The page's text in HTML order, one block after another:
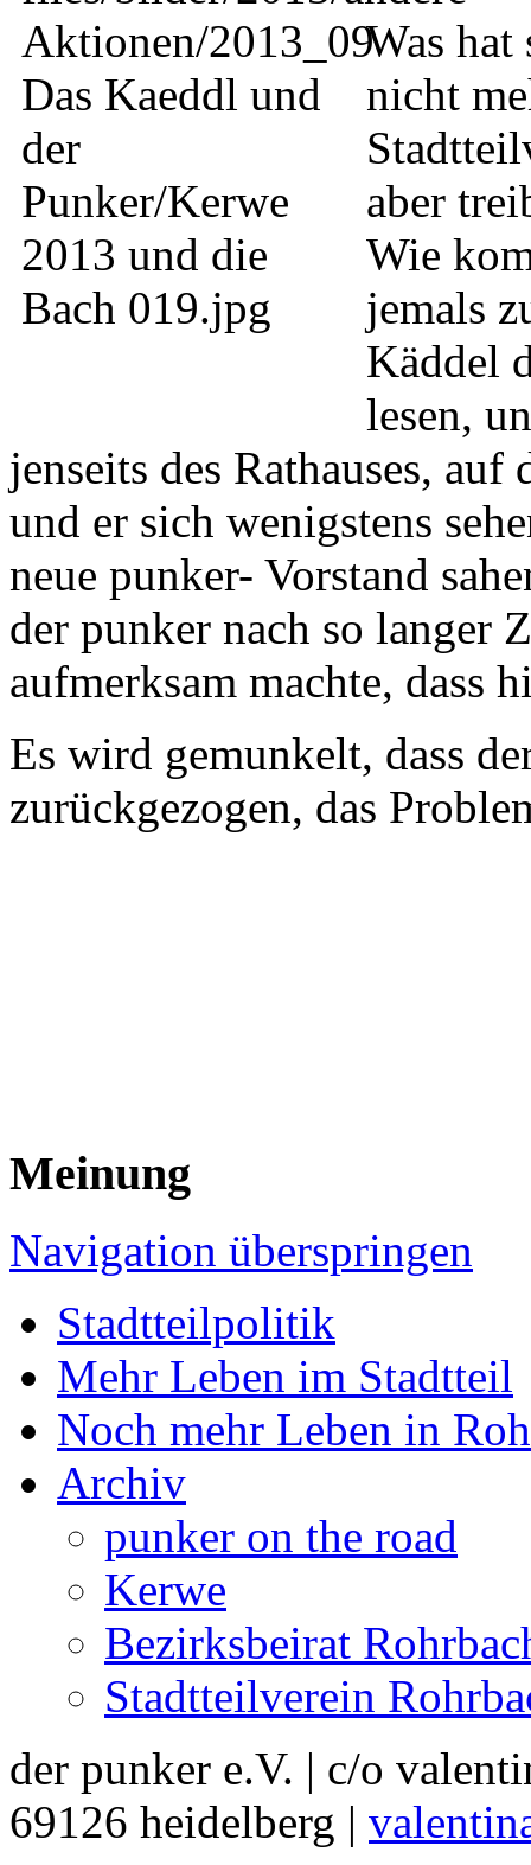
Was hat
nicht
aber
Wie
jemals
Käddel
lesen,
jenseits des Rathauses,
und er sich wenigstens
neue punker- Vorstand
der punker nach so langer
aufmerksam machte, dass
Es wird gemunkelt, dass
zurückgezogen, das
Meinung
Navigation überspringen
Stadtteilpolitik
Mehr Leben im Stadtteil
Noch mehr Leben in
Archiv
punker on the road
Kerwe
Bezirksbeirat
Stadtteilverein
der punker e.V. | c/o
69126 heidelberg |